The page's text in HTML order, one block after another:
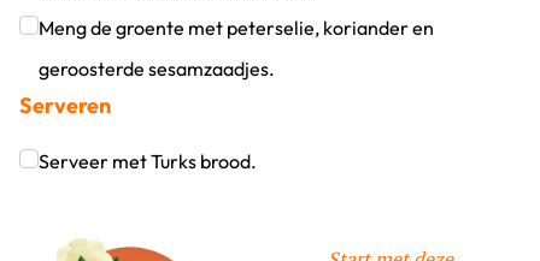
Klik om dit selectievakje aan te vinken
Meng de groente met peterselie, koriander en
geroosterde sesamzaadjes.
Klik om dit selectievakje aan te vinken
Serveren
Serveer met Turks brood.